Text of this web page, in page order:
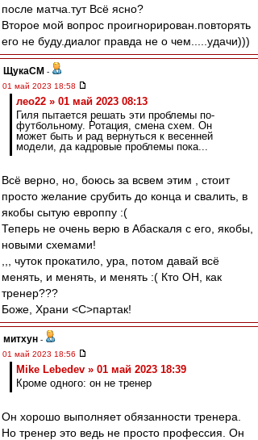
после матча.тут Всё ясно?
Второе мой вопрос проигнорирован.повторять
его не буду.диалог правда не о чем.....удачи)))
ЩукаСМ -
01 май 2023 18:58
лео22 » 01 май 2023 08:13
Гиля пытается решать эти проблемы по-
футбольному. Ротация, смена схем. Он
может быть и рад вернуться к весенней
модели, да кадровые проблемы пока...
Всё верно, но, боюсь за всвем этим , стоит
просто желание срубить до конца и свалить, в
якобы сытую европпу :(
Теперь не очень верю в Абаскаля с его, якобы,
новыми схемами!
,,, чуток прокатило, ура, потом давай всё
менять, и менять, и менять :( Кто ОН, как
тренер???
Боже, Храни <C>партак!
митхун -
01 май 2023 18:56
Mike Lebedev » 01 май 2023 18:39
Кроме одного: он не тренер
Он хорошо выполняет обязанности тренера.
Но тренер это ведь не просто профессия. Он